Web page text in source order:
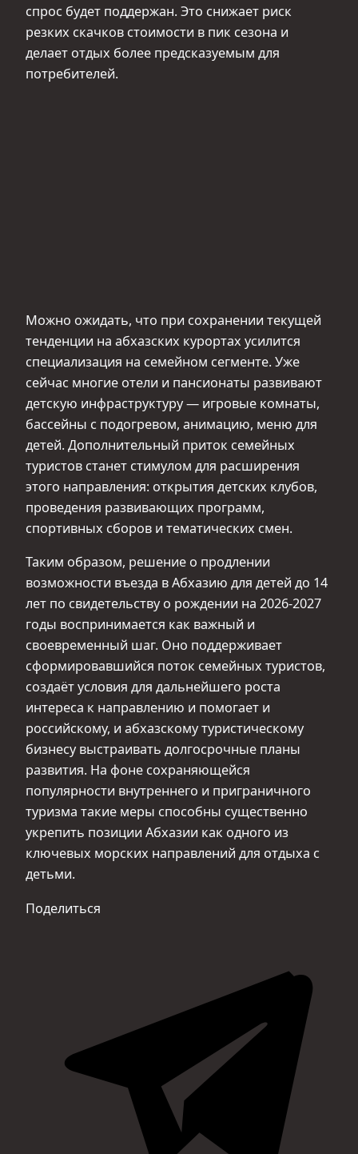
спрос будет поддержан. Это снижает риск
резких скачков стоимости в пик сезона и
делает отдых более предсказуемым для
потребителей.
Можно ожидать, что при сохранении текущей
тенденции на абхазских курортах усилится
специализация на семейном сегменте. Уже
сейчас многие отели и пансионаты развивают
детскую инфраструктуру — игровые комнаты,
бассейны с подогревом, анимацию, меню для
детей. Дополнительный приток семейных
туристов станет стимулом для расширения
этого направления: открытия детских клубов,
проведения развивающих программ,
спортивных сборов и тематических смен.
Таким образом, решение о продлении
возможности въезда в Абхазию для детей до 14
лет по свидетельству о рождении на 2026-2027
годы воспринимается как важный и
своевременный шаг. Оно поддерживает
сформировавшийся поток семейных туристов,
создаёт условия для дальнейшего роста
интереса к направлению и помогает и
российскому, и абхазскому туристическому
бизнесу выстраивать долгосрочные планы
развития. На фоне сохраняющейся
популярности внутреннего и приграничного
туризма такие меры способны существенно
укрепить позиции Абхазии как одного из
ключевых морских направлений для отдыха с
детьми.
Поделиться